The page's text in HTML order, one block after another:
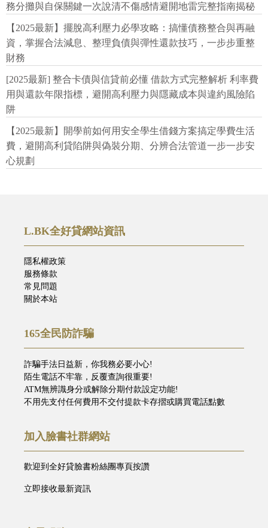
務分攤與自保關鍵一次說清不傷感情避開地雷完整指南揭秘
【2025最新】擺脫高利壓力必學攻略：搞懂債務整合與再融
資，掌握合法減息、整理負債與彈性還款技巧，一步步重整
財務
[2025最新] 整合卡債與信貸前必懂 借款方式完整解析 利率費
用與還款年限指標，避開高利壓力與隱藏成本與違約風險陷
阱
【2025最新】開學前如何用安全學生借錢方案搞定學費生活
費，避開高利貸陷阱與偽裝分期、分辨合法管道一步一步安
心規劃
L.BK全好貸網站資訊
隱私權政策
服務條款
常見問題
關於本站
165全民防詐騙
詐騙手法日益新，你我務必要小心!
陌生電話不牢靠，反覆查詢很重要!
ATM無辨識身分或解除分期付款設定功能!
不用先支付任何費用不交付提款卡存摺或購買電話點數
加入臉書社群網站
歡迎到全好貸臉書粉絲團專頁按讚
立即接收最新資訊